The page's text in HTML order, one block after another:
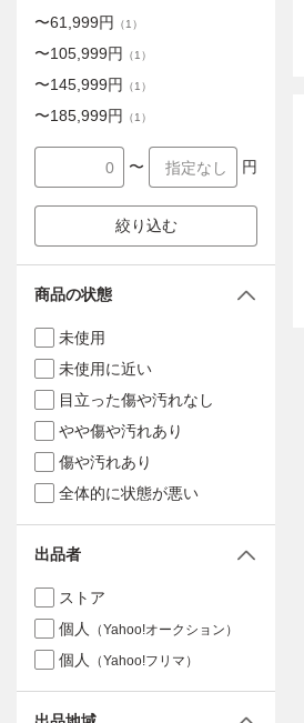
〜61,999円 （1 ）
〜105,999円 （1 ）
〜145,999円 （1 ）
〜185,999円 （1 ）
〜 円
絞り込む
商品の状態
未使用
未使用に近い
目立った傷や汚れなし
やや傷や汚れあり
傷や汚れあり
全体的に状態が悪い
出品者
ストア
個人
（Yahoo!オークション）
個人 （Yahoo!フリマ）